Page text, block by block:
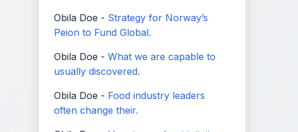
Obila Doe - Strategy for Norway’s
Peion to Fund Global.
Obila Doe - What we are capable to
usually discovered.
Obila Doe - Food industry leaders
often change their.